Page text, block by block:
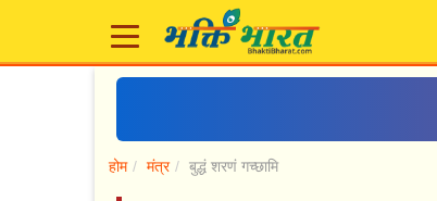
होम मंत्र बुद्धं शरणं गच्छामि